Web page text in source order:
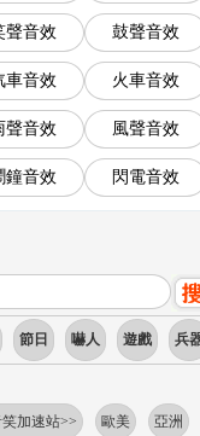
聲音效 鼓聲音效
車音效 火車音效
聲音效 風聲音效
鐘音效 閃電音效
節日 嚇人 遊戲 兵
加速站>> 歐美 亞洲